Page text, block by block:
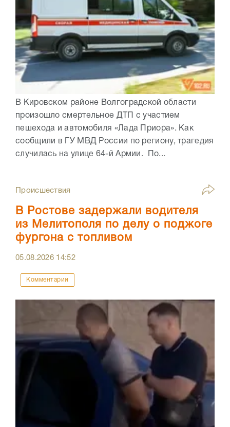
В Кировском районе Волгоградской области
произошло смертельное ДТП с участием
пешехода и автомобиля «Лада Приора». Как
сообщили в ГУ МВД России по региону, трагедия
случилась на улице 64-й Армии. По...
Происшествия
В Ростове задержали водителя
из Мелитополя по делу о поджоге
фургона с топливом
05.08.2026 14:52
Комментарии